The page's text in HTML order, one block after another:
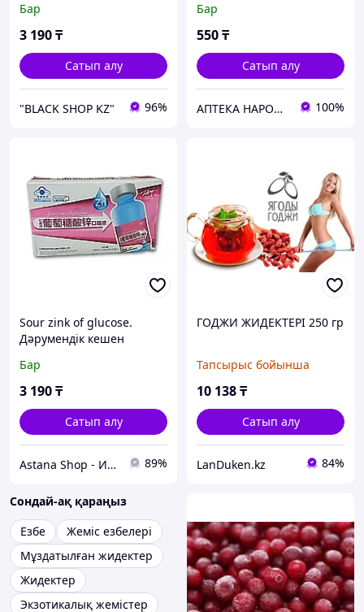
Бар
3 190₸
Сатып алу
"BLACK SHOP KZ" 96%
Бар
550₸
Сатып алу
АПТЕКА НАРОДНОЙ МЕДИЦИНЫ 100%
Sour zink of glucose.
Дәрумендік кешен
Бар
3 190₸
Сатып алу
Astana Shop - Интернет Магазин 89%
ГОДЖИ ЖИДЕКТЕРІ 250 гр
Тапсырыс бойынша
10 138₸
Сатып алу
LanDuken.kz 84%
Сондай-ақ қараңыз
Езбе
Жеміс езбелері
Мұздатылған жидектер
Жидектер
Экзотикалық жемістер